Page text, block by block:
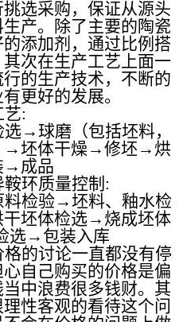
选采购，保证从源头
生产。除了主要的陶瓷
添加剂，通过比例搭
次在生产工艺上面一
的生产技术，不断的
更好的发展。
艺:
→球磨（包括坯料，
→坯体干燥→修坯→烘
成品
环质量控制 :
检验→坯料、釉水检
坯体检选→烧成坯体
选→包装入库
的讨论一直都没有停
自己购买的价格是偏
中浪费很多钱财。其
性客观的看待这个问